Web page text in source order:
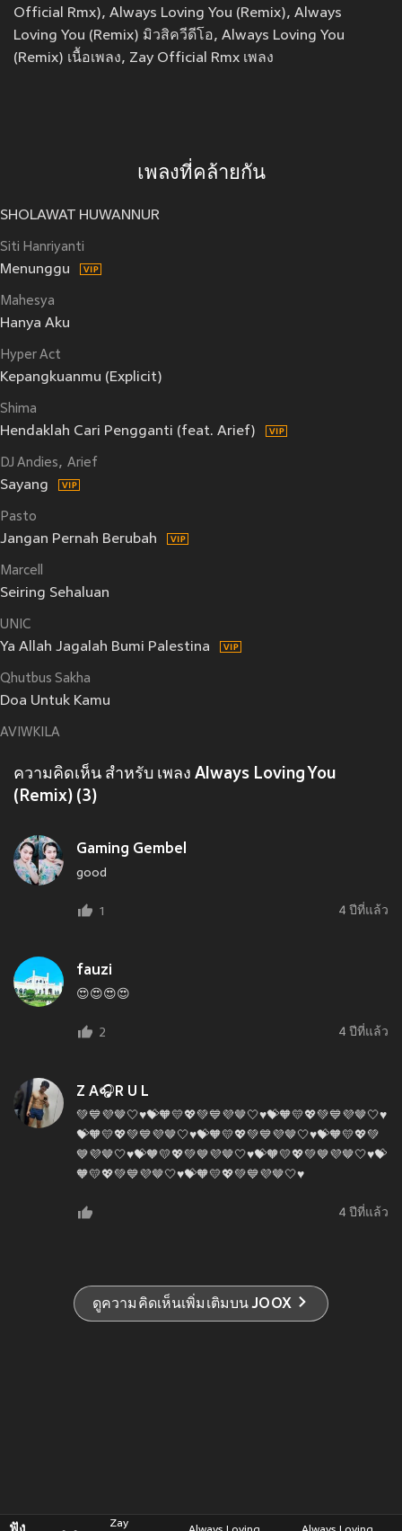
Official Rmx), Always Loving You (Remix), Always
Loving You (Remix) มิวสิควีดีโอ, Always Loving You
(Remix) เนื้อเพลง, Zay Official Rmx เพลง
เพลงที่คล้ายกัน
SHOLAWAT HUWANNUR
Siti Hanriyanti
Menunggu
Mahesya
Hanya Aku
Hyper Act
Kepangkuanmu (Explicit)
Shima
Hendaklah Cari Pengganti (feat. Arief)
DJ Andies Arief
Sayang
Pasto
Jangan Pernah Berubah
Marcell
Seiring Sehaluan
UNIC
Ya Allah Jagalah Bumi Palestina
Qhutbus Sakha
Doa Untuk Kamu
AVIWKILA
ความคิดเห็น สำหรับ เพลง Always Loving You
(Remix) (3)
Gaming Gembel
good
1 4 ปีที่แล้ว
fauzi
😍😍😍😍
2 4 ปีที่แล้ว
Z A🎧R U L
💚💙💜🤎🤍♥️💝🧡💛💖💚💙💜🤎🤍♥️💝🧡💛💖💚💙💜🤎🤍♥️
💝🧡💛💖💚💙💜🤎🤍♥️💝🧡💛💖💚💙💜🤎🤍♥️💝🧡💛💖💚
💙💜🤎🤍♥️💝🧡💛💖💚💙💜🤎🤍♥️💝🧡💛💖💚💙💜🤎🤍♥️💝
🧡💛💖💚💙💜🤎🤍♥️💝🧡💛💖💚💙💜🤎🤍♥️
4 ปีที่แล้ว
ดูความคิดเห็นเพิ่มเติมบน JOOX
Zay